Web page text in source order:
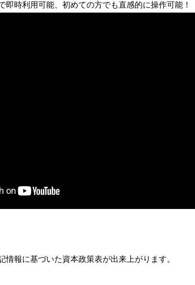
時利用可能、初めての方でも直感的に操作可能！
報に基づいた資本政策表が出来上がります。